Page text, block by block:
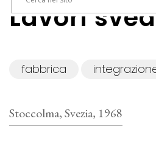
Lavori
fabbrica
Stoccolma, Svezia, 1968